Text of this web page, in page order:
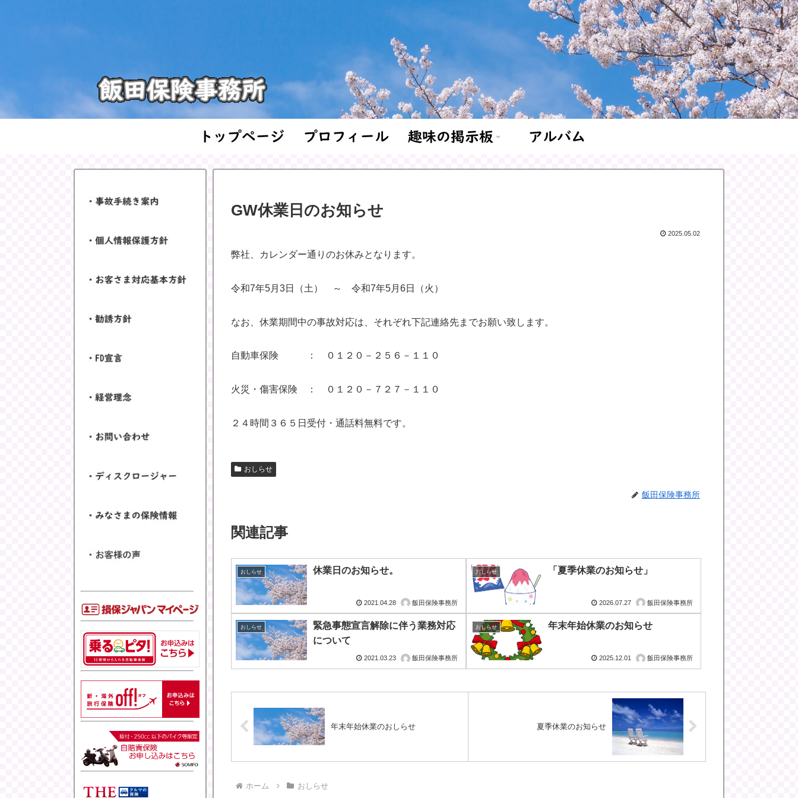
GW休業日のお知らせ
2025.05.02
弊社、カレンダー通りのお休みとなります。
令和7年5月3日（土） ～ 令和7年5月6日（火）
なお、休業期間中の事故対応は、それぞれ下記連絡先までお願い致します。
自動車保険 ： ０１２０－２５６－１１０
火災・傷害保険 ： ０１２０－７２７－１１０
２４時間３６５日受付・通話料無料です。
おしらせ
飯田保険事務所
関連記事
おしらせ 休業日のお知らせ。
2021.04.28 飯田保険事務所
おしらせ 「夏季休業のお知らせ」
2026.07.27 飯田保険事務所
おしらせ
緊急事態宣言解除に伴う業務対応
について
2021.03.23 飯田保険事務所
おしらせ 年末年始休業のお知らせ
2025.12.01 飯田保険事務所
年末年始休業のおしらせ 夏季休業のお知らせ
ホーム おしらせ